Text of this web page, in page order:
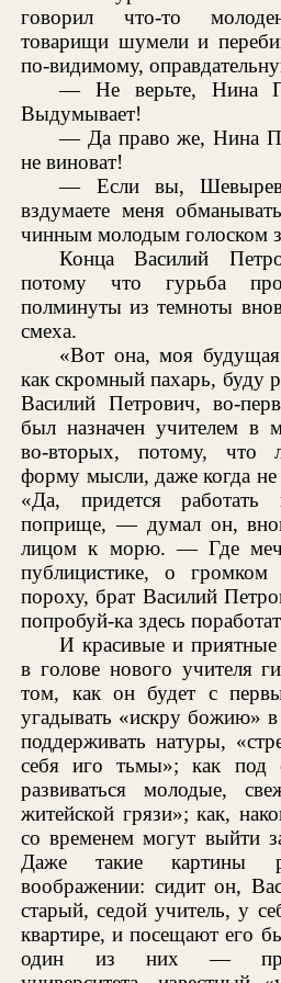
говорил что-то
товарищи шумели и
по-видимому,
— Не верьте, Нина
Выдумывает!
— Да право же, Нина
не виноват!
— Если вы, Шевырев,
вздумаете меня
чинным молодым голоском
Конца Василий
потому что гурьба
полминуты из темноты
смеха.
«Вот она, моя
как скромный пахарь, буду
Василий Петрович, во-
был назначен учителем в
во-вторых, потому, что
форму мысли, даже когда не
«Да, придется
поприще, — думал он,
лицом к морю. — Где
публицистике, о
пороху, брат Василий
попробуй-ка здесь
И красивые и
в голове нового учителя
том, как он будет с
угадывать «искру божию» в
поддерживать натуры,
себя иго тьмы»; как под
развиваться молодые,
житейской грязи»; как,
со временем могут выйти
Даже такие картины
воображении: сидит он,
старый, седой учитель, у
квартире, и посещают его
один из них —